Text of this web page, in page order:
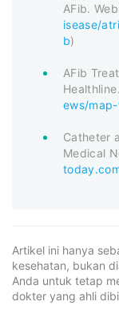
AFib.
isease/
b)
AFib
ews/
Catheter
Medical
Artikel ini hanya
kesehatan, bukan
Anda untuk tetap
dokter yang ahli